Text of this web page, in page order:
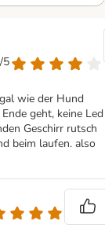
5
wie der Hund
geht, keine Led
Geschirr rutsch
beim laufen. also